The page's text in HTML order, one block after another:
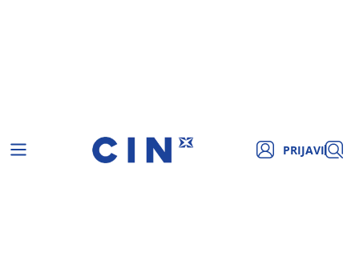
PRIJAVI